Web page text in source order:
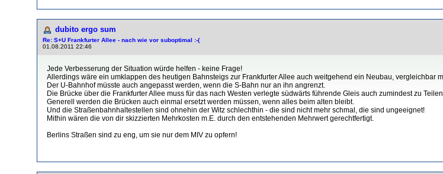
dubito ergo sum
Re: S+U Frankfurter Allee - nach wie vor suboptimal :-(
01.08.2011 22:46
Jede Verbesserung der Situation würde helfen - keine Frage!
Allerdings wäre ein umklappen des heutigen Bahnsteigs zur Frankfurter Allee auch weitgehend ein Neubau, vergleichbar
Der U-Bahnhof müsste auch angepasst werden, wenn die S-Bahn nur an ihn angrenzt.
Die Brücke über die Frankfurter Allee muss für das nach Westen verlegte südwärts führende Gleis auch zumindest zu
Generell werden die Brücken auch einmal ersetzt werden müssen, wenn alles beim alten bleibt.
Und die Straßenbahnhaltestellen sind ohnehin der Witz schlechthin - die sind nicht mehr schmal, die sind ungeeignet!
Mithin wären die von dir skizzierten Mehrkosten m.E. durch den entstehenden Mehrwert gerechtfertigt.
Berlins Straßen sind zu eng, um sie nur dem MIV zu opfern!